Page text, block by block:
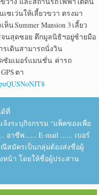
ซเว่นให้เลี้ยวขวา ตรงมา
Summer Mansion 3 เลี้ยว
จนสุดซอย ตึกมูลนิธิฯอยู่ซ้ายมือ
รเดินสามารถนั่งวิน
ซัมเมอร์แมนชั่น ค่ารถ
ตา
ด้ที่
จ้งระบุกิจกรรม “แพ็คของเพื่อ
อาชีพ...... E-mail ...... เบอร์
สมัครเป็นกลุ่มต้องส่งชื่อผู้
หน้า โดยให้ชื่อผู้ประสาน